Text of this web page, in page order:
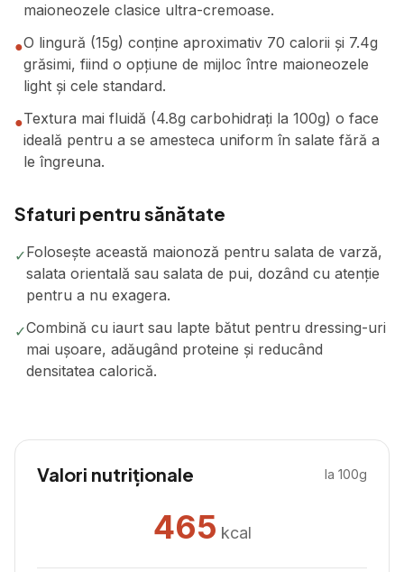
maioneozele clasice ultra-cremoase.
●O lingură (15g) conține aproximativ 70 calorii și 7.4g
grăsimi, fiind o opțiune de mijloc între maioneozele
light și cele standard.
●Textura mai fluidă (4.8g carbohidrați la 100g) o face
ideală pentru a se amesteca uniform în salate fără a
le îngreuna.
Sfaturi pentru sănătate
✓Folosește această maionoză pentru salata de varză,
salata orientală sau salata de pui, dozând cu atenție
pentru a nu exagera.
✓Combină cu iaurt sau lapte bătut pentru dressing-uri
mai ușoare, adăugând proteine și reducând
densitatea calorică.
Valori nutriționale la 100g
465 kcal